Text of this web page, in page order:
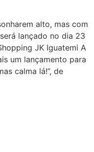
alto, mas com
lançado no dia 23
JK Iguatemi A
um lançamento para
calma lá!”, de